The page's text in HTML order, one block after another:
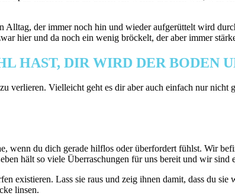
der immer noch hin und wieder aufgerüttelt wird
hier und da noch ein wenig bröckelt, der aber immer
HAST, DIR WIRD DER BODEN
verlieren. Vielleicht geht es dir aber auch einfach nur nicht
du dich gerade hilflos oder überfordert fühlst. Wir
hält so viele Überraschungen für uns bereit und wir sind
existieren. Lass sie raus und zeig ihnen damit, dass du
linsen.